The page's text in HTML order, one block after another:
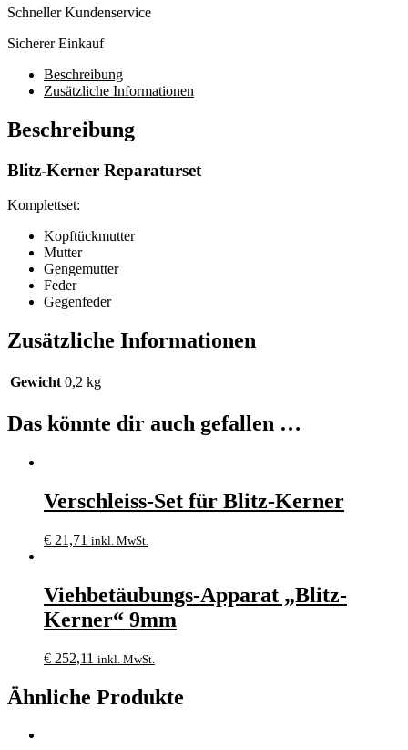
Schneller Kundenservice
Sicherer Einkauf
Beschreibung
Zusätzliche Informationen
Beschreibung
Blitz-Kerner Reparaturset
Komplettset:
Kopftückmutter
Mutter
Gengemutter
Feder
Gegenfeder
Zusätzliche Informationen
Gewicht 0,2 kg
Das könnte dir auch gefallen …
Verschleiss-Set für Blitz-Kerner
€ 21,71 inkl. MwSt.
Viehbetäubungs-Apparat „Blitz-
Kerner“ 9mm
€ 252,11 inkl. MwSt.
Ähnliche Produkte